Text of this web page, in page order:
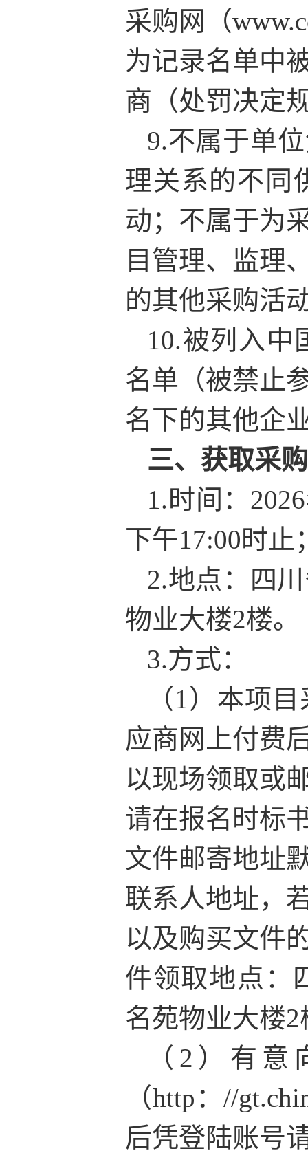
采购网（
为记录名单中
商（处罚决定
9.不属于单
理关系的不同
动；不属于为
目管理、监理
的其他采购活
10.被列入中
名单（被禁止
名下的其他企
三、 获取采
1.时间：
下午17:00时止
2.地点：四
物业大楼2楼。
3.方式：
（1）本项
应商网上付费
以现场领取或
请在报名时标
文件邮寄地址
联系人地址，
以及购买文件
件领取地点：
名苑物业大楼2
（ 2）有意
（http：//
后凭登陆账号